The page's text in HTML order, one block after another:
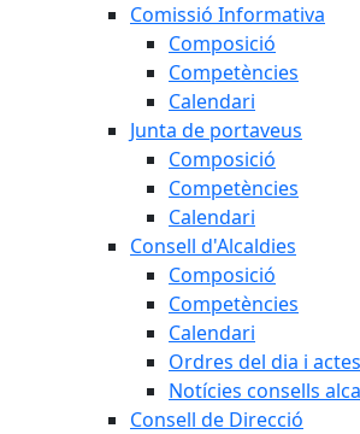
Comissió Informativa
Composició
Competències
Calendari
Junta de portaveus
Composició
Competències
Calendari
Consell d'Alcaldies
Composició
Competències
Calendari
Ordres del dia i actes
Notícies consells
Consell de Direcció